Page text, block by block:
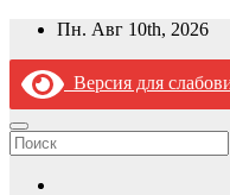
Перейти
содержимому
Пн. Авг 10th, 2026
Версия для